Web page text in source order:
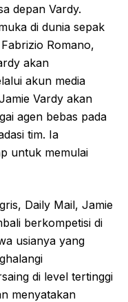
depan Vardy.
di dunia sepak
Romano,
akan
akun media
Vardy akan
agen bebas pada
tim. Ia
untuk memulai
Daily Mail, Jamie
berkompetisi di
usianya yang
di level tertinggi
menyatakan